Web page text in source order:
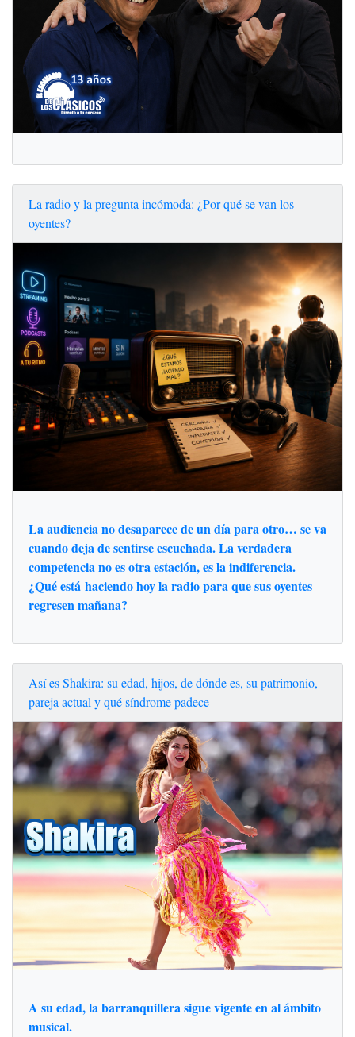
La radio y la pregunta incómoda: ¿Por qué se van los
oyentes?
La audiencia no desaparece de un día para otro… se va
cuando deja de sentirse escuchada. La verdadera
competencia no es otra estación, es la indiferencia.
¿Qué está haciendo hoy la radio para que sus oyentes
regresen mañana?
Así es Shakira: su edad, hijos, de dónde es, su patrimonio,
pareja actual y qué síndrome padece
A su edad, la barranquillera sigue vigente en al ámbito
musical.